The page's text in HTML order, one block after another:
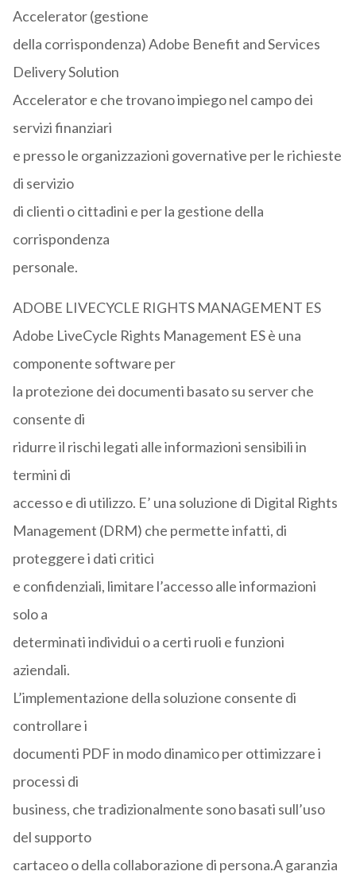
Accelerator (gestione
della corrispondenza) Adobe Benefit and Services
Delivery Solution
Accelerator e che trovano impiego nel campo dei
servizi finanziari
e presso le organizzazioni governative per le richieste
di servizio
di clienti o cittadini e per la gestione della
corrispondenza
personale.
ADOBE LIVECYCLE RIGHTS MANAGEMENT ES
Adobe LiveCycle Rights Management ES è una
componente software per
la protezione dei documenti basato su server che
consente di
ridurre il rischi legati alle informazioni sensibili in
termini di
accesso e di utilizzo. E’ una soluzione di Digital Rights
Management (DRM) che permette infatti, di
proteggere i dati critici
e confidenziali, limitare l’accesso alle informazioni
solo a
determinati individui o a certi ruoli e funzioni
aziendali.
L’implementazione della soluzione consente di
controllare i
documenti PDF in modo dinamico per ottimizzare i
processi di
business, che tradizionalmente sono basati sull’uso
del supporto
cartaceo o della collaborazione di persona.A garanzia